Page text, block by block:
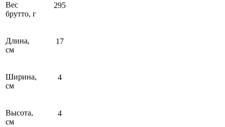
Вес
брутто, г
295
Длина,
см
17
Ширина,
см
4
Высота,
см
4